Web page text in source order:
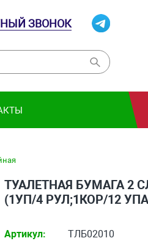
ЗВОНОК
ТУАЛЕТНАЯ БУМАГА 2
(1УП/4 РУЛ;1КОР/12
Артикул: ТЛБ02010